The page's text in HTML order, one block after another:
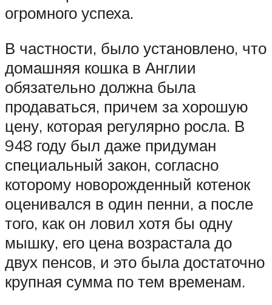
огромного успеха.
В частности, было установлено, что
домашняя кошка в Англии
обязательно должна была
продаваться, причем за хорошую
цену, которая регулярно росла. В
948 году был даже придуман
специальный закон, согласно
которому новорожденный котенок
оценивался в один пенни, а после
того, как он ловил хотя бы одну
мышку, его цена возрастала до
двух пенсов, и это была достаточно
крупная сумма по тем временам.